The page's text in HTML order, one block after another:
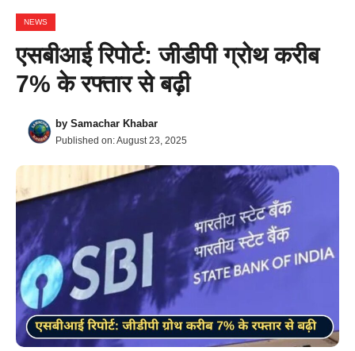
NEWS
एसबीआई रिपोर्ट: जीडीपी ग्रोथ करीब
7% के रफ्तार से बढ़ी
by Samachar Khabar
Published on:August 23, 2025